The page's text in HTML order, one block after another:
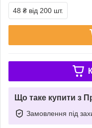
48 ₴ від 200 шт.
Що таке купити з
Замовлення під